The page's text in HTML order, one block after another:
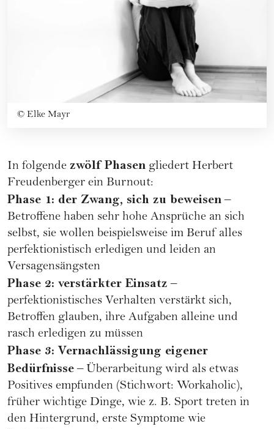
© Elke Mayr
In folgende zwölf Phasen gliedert Herbert
Freudenberger ein Burnout:
Phase 1: der Zwang, sich zu beweisen–
Betroffene haben sehr hohe Ansprüche an sich
selbst, sie wollen beispielsweise im Beruf alles
perfektionistisch erledigen und leiden an
Versagensängsten
Phase 2: verstärkter Einsatz –
perfektionistisches Verhalten verstärkt sich,
Betroffen glauben, ihre Aufgaben alleine und
rasch erledigen zu müssen
Phase 3: Vernachlässigung eigener
Bedürfnisse– Überarbeitung wird als etwas
Positives empfunden (Stichwort: Workaholic),
früher wichtige Dinge, wie z. B. Sport treten in
den Hintergrund, erste Symptome wie